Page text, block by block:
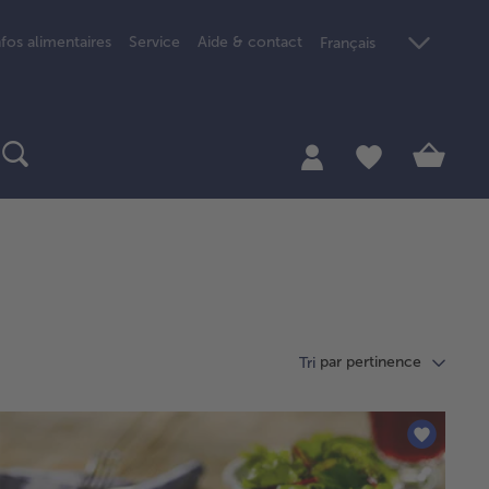
alimentaires Service Aide & contact Français
Tri par pertinence